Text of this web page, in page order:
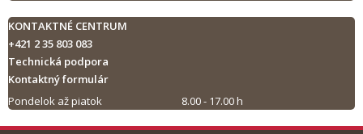
KONTAKTNÉ CENTRUM
+421 2 35 803 083
Technická podpora
Kontaktný formulár
Pondelok až piatok
8.00 - 17.00 h
Tlač obsahu